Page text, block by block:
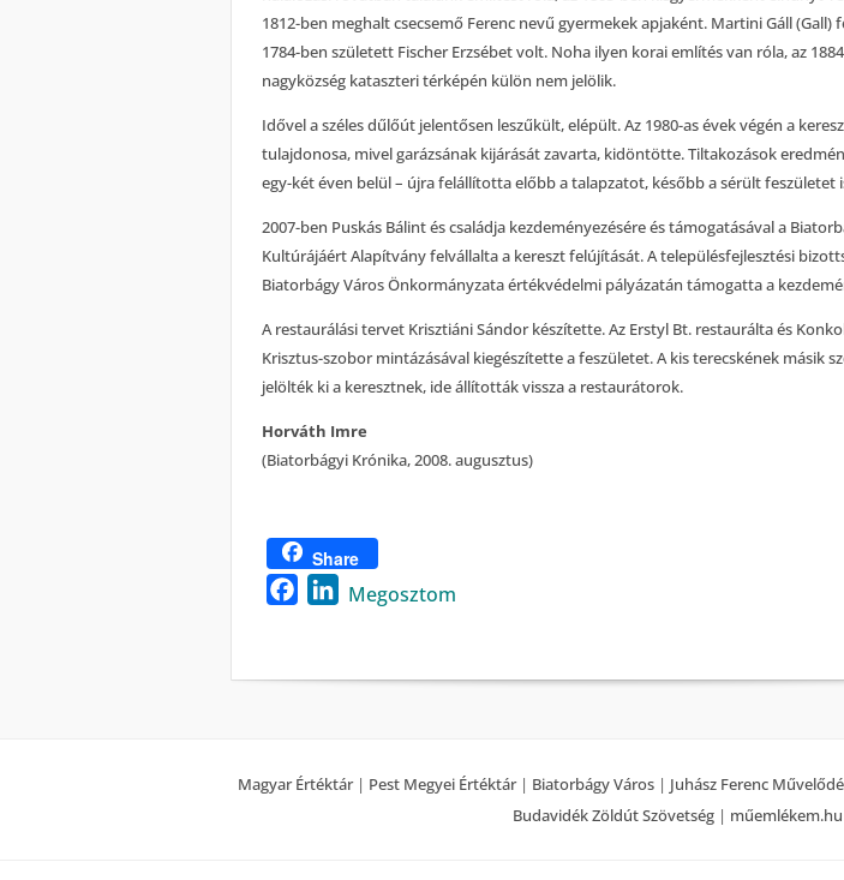
1812-ben meghalt csecsemő Ferenc nevű gyermekek apjaként. Martini Gáll (Gall)
1784-ben született Fischer Erzsébet volt. Noha ilyen korai említés van róla, az
nagyközség kataszteri térképén külön nem jelölik.
Idővel a széles dűlőút jelentősen leszűkült, elépült. Az 1980-as évek végén a
tulajdonosa, mivel garázsának kijárását zavarta, kidöntötte. Tiltakozások
egy-két éven belül – újra felállította előbb a talapzatot, később a sérült feszületet
2007-ben Puskás Bálint és családja kezdeményezésére és támogatásával a
Kultúrájáért Alapítvány felvállalta a kereszt felújítását. A településfejlesztési
Biatorbágy Város Önkormányzata értékvédelmi pályázatán támogatta a
A restaurálási tervet Krisztiáni Sándor készítette. Az Erstyl Bt. restaurálta és
Krisztus-szobor mintázásával kiegészítette a feszületet. A kis terecskének másik
jelölték ki a keresztnek, ide állították vissza a restaurátorok.
Horváth Imre
(Biatorbágyi Krónika, 2008. augusztus)
Share
FacebookLinkedIn
Megosztom
Magyar Értéktár| Pest Megyei Értéktár| Biatorbágy Város | Juhász Ferenc
Budavidék Zöldút Szövetség | műemlékem.hu